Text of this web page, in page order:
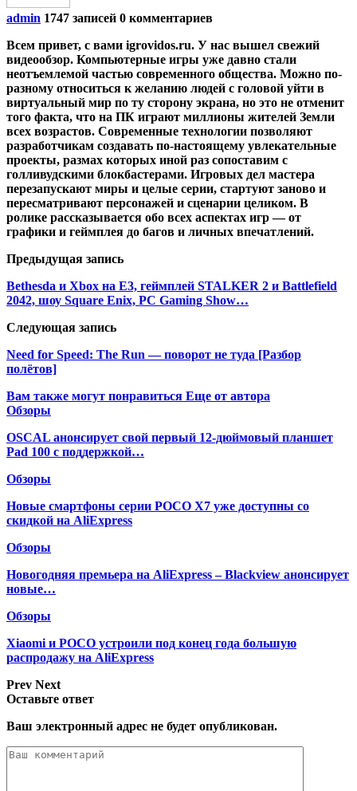
admin 1747 записей 0 комментариев
Всем привет, с вами igrovidos.ru. У нас вышел свежий
видеообзор. Компьютерные игры уже давно стали
неотъемлемой частью современного общества. Можно по-
разному относиться к желанию людей с головой уйти в
виртуальный мир по ту сторону экрана, но это не отменит
того факта, что на ПК играют миллионы жителей Земли
всех возрастов. Современные технологии позволяют
разработчикам создавать по-настоящему увлекательные
проекты, размах которых иной раз сопоставим с
голливудскими блокбастерами. Игровых дел мастера
перезапускают миры и целые серии, стартуют заново и
пересматривают персонажей и сценарии целиком. В
ролике рассказывается обо всех аспектах игр — от
графики и геймплея до багов и личных впечатлений.
Предыдущая запись
Bethesda и Xbox на E3, геймплей STALKER 2 и Battlefield
2042, шоу Square Enix, PC Gaming Show…
Следующая запись
Need for Speed: The Run — поворот не туда [Разбор
полётов]
Вам также могут понравиться Еще от автора
Обзоры
OSCAL анонсирует свой первый 12-дюймовый планшет
Pad 100 с поддержкой…
Обзоры
Новые смартфоны серии POCO X7 уже доступны со
скидкой на AliExpress
Обзоры
Новогодняя премьера на AliExpress – Blackview анонсирует
новые…
Обзоры
Xiaomi и POCO устроили под конец года большую
распродажу на AliExpress
Prev Next
Оставьте ответ
Ваш электронный адрес не будет опубликован.